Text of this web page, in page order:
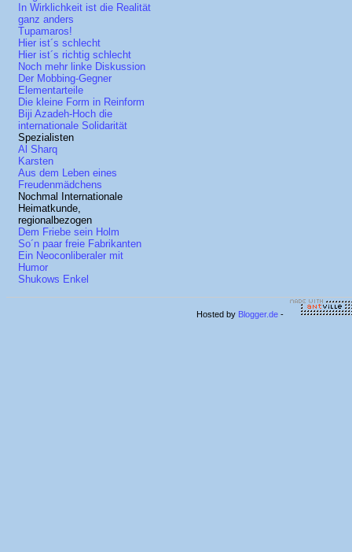
In Wirklichkeit ist die Realität
ganz anders
Tupamaros!
Hier ist´s schlecht
Hier ist´s richtig schlecht
Noch mehr linke Diskussion
Der Mobbing-Gegner
Elementarteile
Die kleine Form in Reinform
Biji Azadeh-Hoch die
internationale Solidarität
Spezialisten
Al Sharq
Karsten
Aus dem Leben eines
Freudenmädchens
Nochmal Internationale
Heimatkunde,
regionalbezogen
Dem Friebe sein Holm
So´n paar freie Fabrikanten
Ein Neoconliberaler mit
Humor
Shukows Enkel
Hosted by Blogger.de -